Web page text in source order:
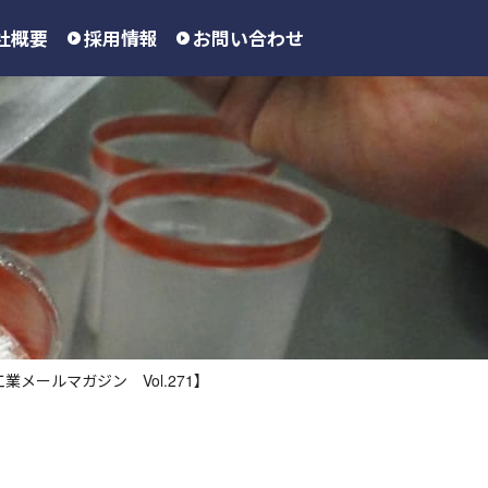
概要 採用情報 お問い合わせ
業メールマガジン Vol.271】